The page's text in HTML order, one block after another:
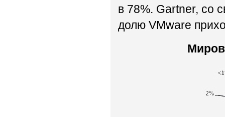
в 78%. Gartner, со
долю VMware